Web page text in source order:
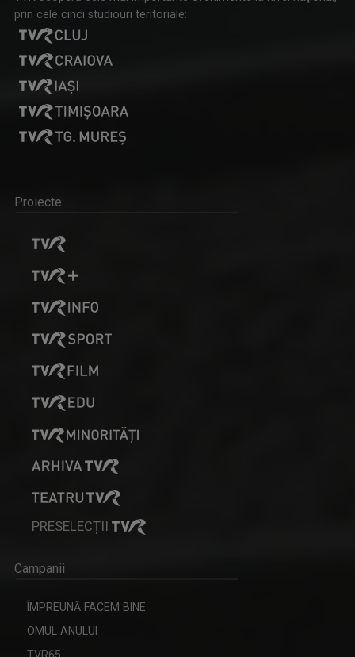
TVR acoperă cele mai importante evenimente la nivel naţional,
prin cele cinci studiouri teritoriale:
ÎMPREUNĂ FACEM BINE
OMUL ANULUI